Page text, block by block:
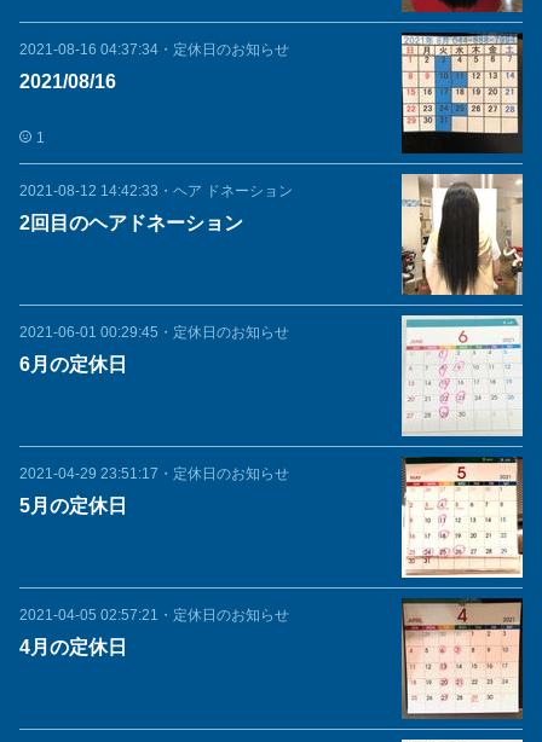
2021-08-16 04:37:34 ・ 定休日のお知らせ
2021/08/16
1
2021-08-12 14:42:33 ・ ヘア ドネーション
2回目のヘアドネーション
2021-06-01 00:29:45 ・ 定休日のお知らせ
6月の定休日
2021-04-29 23:51:17 ・ 定休日のお知らせ
5月の定休日
2021-04-05 02:57:21 ・ 定休日のお知らせ
4月の定休日